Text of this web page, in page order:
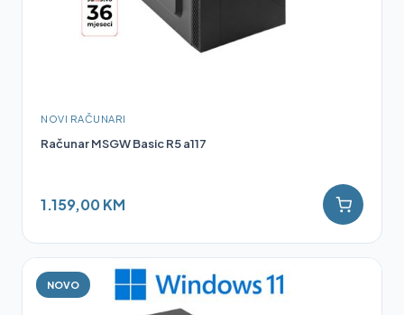
NOVI RAČUNARI
Računar MSGW Basic R5 a117
1.159,00 KM
NOVO